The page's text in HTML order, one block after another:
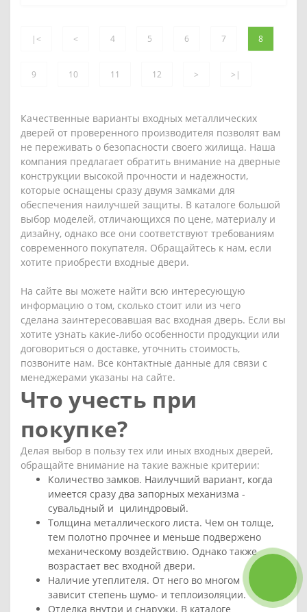
|< < 4 5 6 7 8
9 10 11 12 > >|
Качественные варианты входных металлических
дверей от проверенного производителя позволят вам
не переживать о безопасности своего жилища. Наша
компания предлагает обратить внимание на дверные
конструкции высокой прочности и надежности,
которые оснащены сразу двумя замками для
обеспечения наилучшей защиты. В каталоге большой
выбор моделей, отличающихся по цене, материалу и
дизайну, однако все они соответствуют требованиям
современного покупателя. Обращайтесь к нам, если
хотите приобрести входные двери.
На сайте вы можете найти всю интересующую
информацию о том, сколько стоит или из чего
сделана заинтересовавшая вас входная дверь. Если вы
хотите узнать какие-либо особенности продукции или
договориться о доставке, уточнить стоимость,
позвоните нам. Все контактные данные для связи с
менеджерами указаны на сайте.
Что учесть при
покупке?
Делая выбор в пользу тех или иных входных дверей,
обращайте внимание на такие важные критерии:
Количество замков. Наилучший вариант, когда
имеется сразу два запорных механизма -
сувальдный и цилиндровый.
Толщина металлического листа. Чем он толще,
тем полотно прочнее и меньше подвержено
механическому воздействию. Однако также
возрастает вес входной двери.
Наличие утеплителя. От него во многом
зависит степень шумо- и теплоизоляции.
Отделка внутри и снаружи. В каталоге